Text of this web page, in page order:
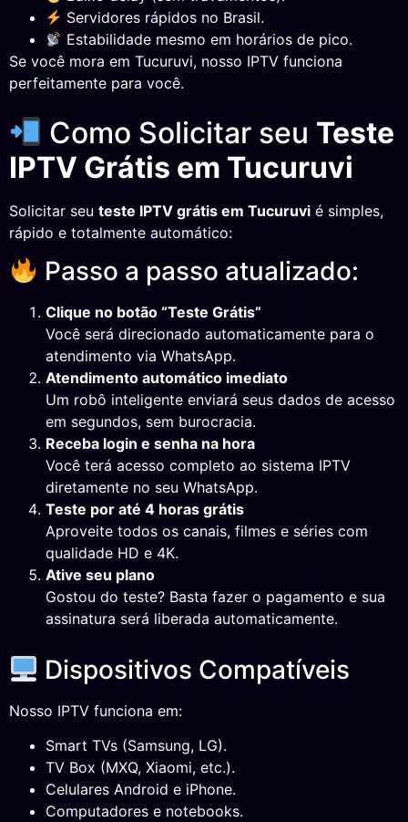
Servidores rápidos no Brasil.
Estabilidade mesmo em horários de pico.
Se você mora em Tucuruvi, nosso IPTV funciona
perfeitamente para você.
Como Solicitar seu Teste
IPTV Grátis em Tucuruvi
Solicitar seu teste IPTV grátis em Tucuruvi é simples,
rápido e totalmente automático:
Passo a passo atualizado:
Clique no botão “Teste Grátis”
Você será direcionado automaticamente para o
atendimento via WhatsApp.
Atendimento automático imediato
Um robô inteligente enviará seus dados de acesso
em segundos, sem burocracia.
Receba login e senha na hora
Você terá acesso completo ao sistema IPTV
diretamente no seu WhatsApp.
Teste por até 4 horas grátis
Aproveite todos os canais, filmes e séries com
qualidade HD e 4K.
Ative seu plano
Gostou do teste? Basta fazer o pagamento e sua
assinatura será liberada automaticamente.
Dispositivos Compatíveis
Nosso IPTV funciona em:
Smart TVs (Samsung, LG).
TV Box (MXQ, Xiaomi, etc.).
Celulares Android e iPhone.
Computadores e notebooks.